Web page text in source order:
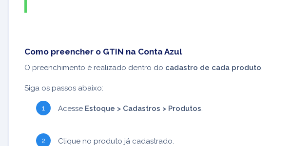
Como preencher o GTIN na Conta Azul
O preenchimento é realizado dentro do cadastro de cada produto.
Siga os passos abaixo:
Acesse Estoque > Cadastros > Produtos.
Clique no produto já cadastrado.